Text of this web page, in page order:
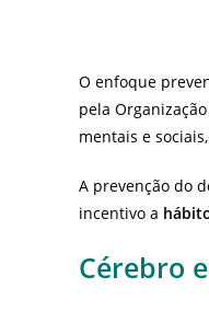
O enfoque
pela
mentais e
A prevenção do
incentivo a
Cérebro